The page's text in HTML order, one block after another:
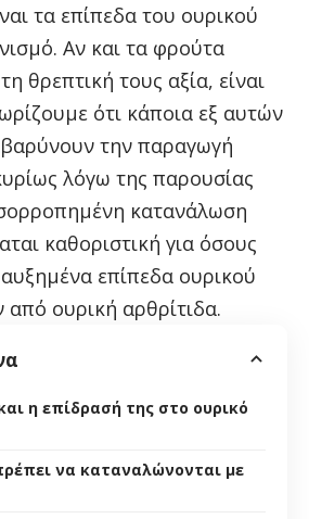
τα επίπεδα του ουρικού
Αν και τα φρούτα
θρεπτική τους αξία, είναι
ότι κάποια εξ αυτών
την παραγωγή
λόγω της παρουσίας
κατανάλωση
καθοριστική για όσους
επίπεδα ουρικού
ουρική αρθρίτιδα.
η επίδρασή της στο ουρικό
να καταναλώνονται με